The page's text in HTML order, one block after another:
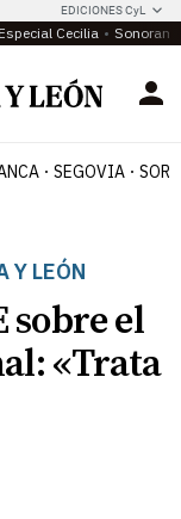
EDICIONES CyL
Cecilia
SEGOVIA
Y LEÓN
sobre el
«Trata